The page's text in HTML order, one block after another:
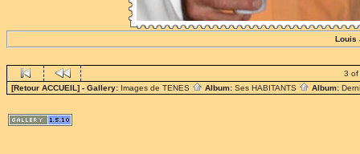
Louis
3 of
[Retour ACCUEIL] - Gallery: Images de TENES Album: Ses HABITANTS Album: